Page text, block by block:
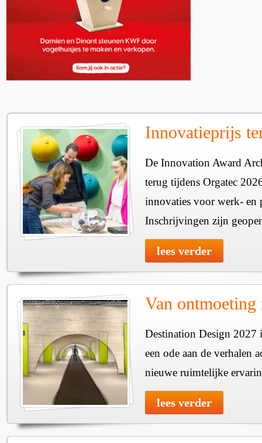
Innovatieprijs
De Innovation Award
terug tijdens Orgatec
innovaties voor werk- en
Inschrijvingen zijn
lees verder
Van
Destination Design 2027
een ode aan de verhalen
nieuwe ruimtelijke
lees verder